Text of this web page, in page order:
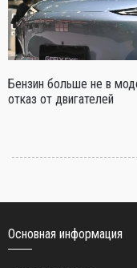
Бензин больше не в
отказ от двигателей
Основная информация